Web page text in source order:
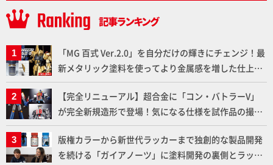
「MG 百式 Ver.2.0」を自分だけの輝きにチェンジ！最
新メタリック塗料を使ってより金属感を増した仕上が
りに!!【試し読み】
【完全リニューアル】超合金に「コン・バトラーV」
が完全新規造形で登場！気になる仕様を試作品の撮り
下ろしでご紹介!!さらに「大鉄人17」＆「ワンエイ
ト」セット情報もお届け！【超合金の魂】
版権カラーから新世代ラッカーまで独創的な製品開発
を続ける「ガイアノーツ」に塗料開発の裏側とラッカ